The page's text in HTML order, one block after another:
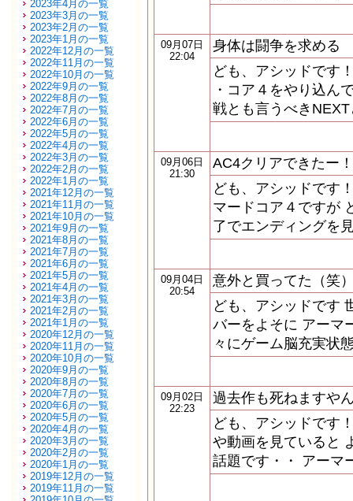
2023年4月の一覧
2023年3月の一覧
2023年2月の一覧
2023年1月の一覧
2022年12月の一覧
2022年11月の一覧
2022年10月の一覧
2022年9月の一覧
2022年8月の一覧
2022年7月の一覧
2022年6月の一覧
2022年5月の一覧
2022年4月の一覧
2022年3月の一覧
2022年2月の一覧
2022年1月の一覧
2021年12月の一覧
2021年11月の一覧
2021年10月の一覧
2021年9月の一覧
2021年8月の一覧
2021年7月の一覧
2021年6月の一覧
2021年5月の一覧
2021年4月の一覧
2021年3月の一覧
2021年2月の一覧
2021年1月の一覧
2020年12月の一覧
2020年11月の一覧
2020年10月の一覧
2020年9月の一覧
2020年8月の一覧
2020年7月の一覧
2020年6月の一覧
2020年5月の一覧
2020年4月の一覧
2020年3月の一覧
2020年2月の一覧
2020年1月の一覧
2019年12月の一覧
2019年11月の一覧
09月07日
22:04
身体は闘争を求める
ども、アシッドです
・コア４をやり込ん
戦とも言うべき
09月06日
21:30
AC4クリアできたー！
ども、アシッドです
マードコア４ですが
了でエンディングを
09月04日
20:54
意外と買ってた（笑
ども、アシッドです
バーをよそに アーマ
々にゲーム脳充実状
09月02日
22:23
過去作も死ねますや
ども、アシッドです
や動画を見ていると
話題です・・ アーマ